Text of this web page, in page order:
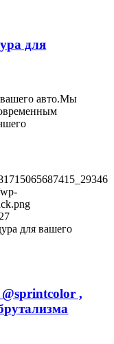
для
вашего авто.Мы
для вашего
,